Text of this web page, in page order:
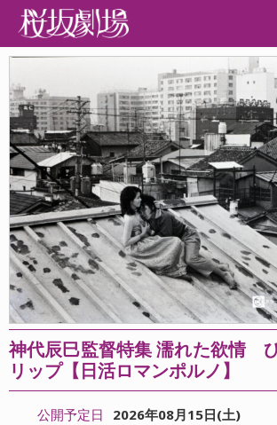
神代辰巳監督特集 濡れた欲情
リップ【日活ロマンポルノ】
公開予定日
2026年08月15日(土)